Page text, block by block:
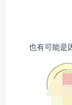
也有可能是